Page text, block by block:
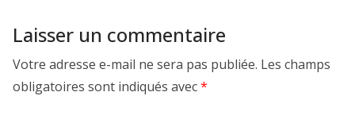
Laisser un commentaire
Votre adresse e-mail ne sera pas publiée. Les champs
obligatoires sont indiqués avec*